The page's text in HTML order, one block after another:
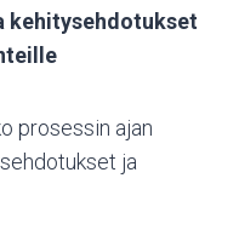
kehitysehdotukset
prosessin ajan
ja